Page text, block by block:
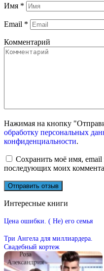
Имя *
Email *
Комментарий
Нажимая на кнопку
обработку персональных
конфиденциальности.
Сохранить моё имя, email
последующих моих
Интересные книги
Цена ошибки. ( Не) его семья
Три Ангела для миллиардера.
Свадебный кортеж